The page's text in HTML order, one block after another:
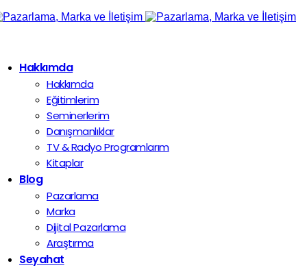
Hakkımda
Hakkımda
Eğitimlerim
Seminerlerim
Danışmanlıklar
TV & Radyo Programlarım
Kitaplar
Blog
Pazarlama
Marka
Dijital Pazarlama
Araştırma
Seyahat